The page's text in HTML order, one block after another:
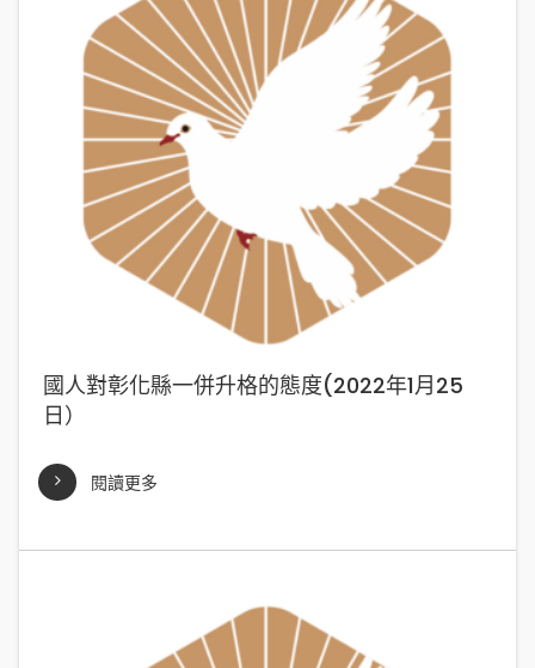
國人對彰化縣一併升格的態度(2022年1月25
日）
閱讀更多